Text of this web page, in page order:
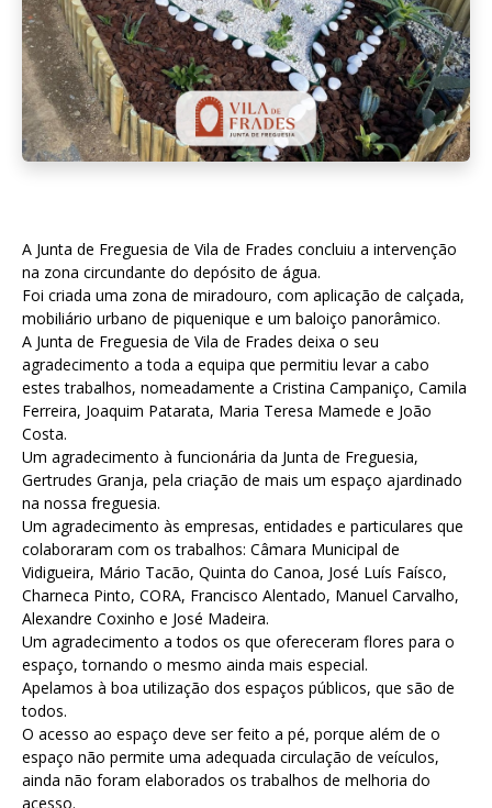
A Junta de Freguesia de Vila de Frades concluiu a intervenção
na zona circundante do depósito de água.
Foi criada uma zona de miradouro, com aplicação de calçada,
mobiliário urbano de piquenique e um baloiço panorâmico.
A Junta de Freguesia de Vila de Frades deixa o seu
agradecimento a toda a equipa que permitiu levar a cabo
estes trabalhos, nomeadamente a Cristina Campaniço, Camila
Ferreira, Joaquim Patarata, Maria Teresa Mamede e João
Costa.
Um agradecimento à funcionária da Junta de Freguesia,
Gertrudes Granja, pela criação de mais um espaço ajardinado
na nossa freguesia.
Um agradecimento às empresas, entidades e particulares que
colaboraram com os trabalhos: Câmara Municipal de
Vidigueira, Mário Tacão, Quinta do Canoa, José Luís Faísco,
Charneca Pinto, CORA, Francisco Alentado, Manuel Carvalho,
Alexandre Coxinho e José Madeira.
Um agradecimento a todos os que ofereceram flores para o
espaço, tornando o mesmo ainda mais especial.
Apelamos à boa utilização dos espaços públicos, que são de
todos.
O acesso ao espaço deve ser feito a pé, porque além de o
espaço não permite uma adequada circulação de veículos,
ainda não foram elaborados os trabalhos de melhoria do
acesso.